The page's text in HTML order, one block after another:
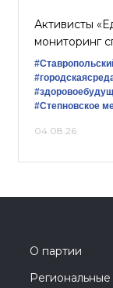
Активисты
мониторинг
#Степновское
04.08.26
О партии